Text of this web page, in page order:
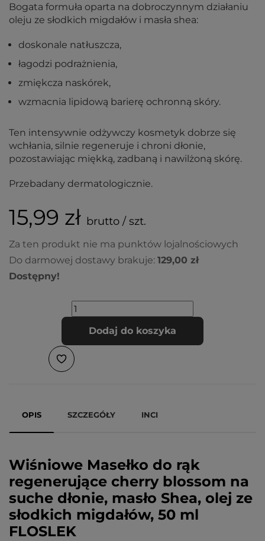
Bogata formuła oparta na dobroczynnym działaniu
oleju ze słodkich migdałów i masła shea:
doskonale natłuszcza,
łagodzi podrażnienia,
zmiękcza naskórek,
wzmacnia lipidową barierę ochronną skóry.
Ten intensywnie odżywczy kosmetyk dobrze się
wchłania, silnie regeneruje i chroni dłonie,
pozostawiając miękką, zadbaną i nawilżoną skórę.
Przebadany dermatologicznie.
15,99 zł brutto / szt.
Za ten produkt nie ma punktów lojalnościowych
Do darmowej dostawy brakuje: 129,00 zł
Dostępny!
Dodaj do koszyka
OPIS SZCZEGÓŁY INCI
Wiśniowe Masełko do rąk
regenerujące cherry blossom na
suche dłonie, masło Shea, olej ze
słodkich migdałów, 50 ml
FLOSLEK